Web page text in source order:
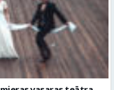
vasaras teātra